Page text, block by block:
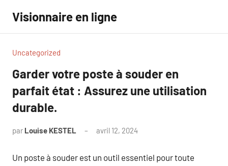
contenu
Visionnaire en ligne
Uncategorized
Garder votre poste à souder en
parfait état : Assurez une utilisation
durable.
par Louise KESTEL avril 12, 2024
Un poste à souder est un outil essentiel pour toute